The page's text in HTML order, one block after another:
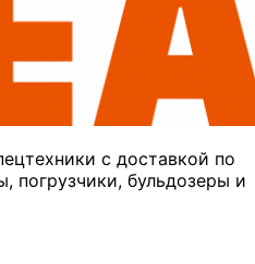
с доставкой по
погрузчики, бульдозеры и